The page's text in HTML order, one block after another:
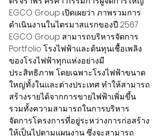
EGCO Group เปิดเผยว่า ภาพรวมการ
ดำเนินงานในไตรมาสแรกของปี 2567
EGCO Group สามารถบริหารจัดการ
Portfolio โรงไฟฟ้าและต้นทุนเชื้อเพลิง
ของโรงไฟฟ้าทุกแห่งอย่างมี
ประสิทธิภาพ โดยเฉพาะโรงไฟฟ้าขนาด
ใหญ่ทั้งในและต่างประเทศ ทำให้สามารถ
สร้างรายได้จากการขายไฟฟ้าเพิ่มขึ้น
รวมทั้งความสามารถในการบริหาร
จัดการโครงการที่อยู่ระหว่างการก่อสร้าง
ให้เป็นไปตามแผนงาน ซึ่งจะสามารถ